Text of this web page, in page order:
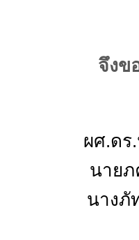
จึงข
ผศ.ดร
นายภ
นางภั